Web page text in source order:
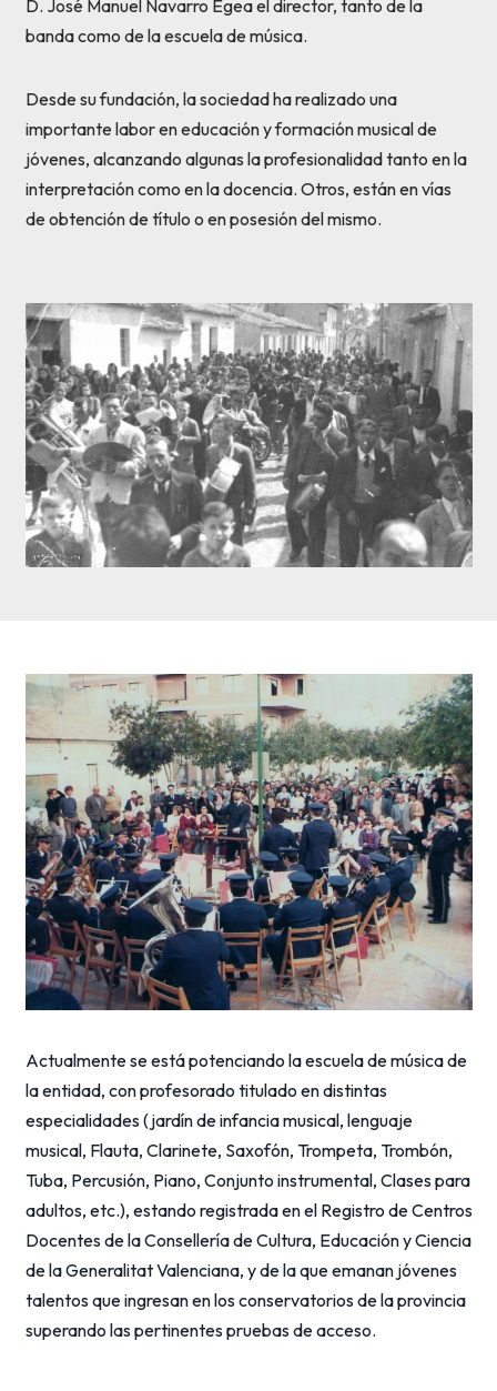
D. José Manuel Navarro Egea el director, tanto de la
banda como de la escuela de música.
Desde su fundación, la sociedad ha realizado una
importante labor en educación y formación musical de
jóvenes, alcanzando algunas la profesionalidad tanto en la
interpretación como en la docencia. Otros, están en vías
de obtención de título o en posesión del mismo.
Actualmente se está potenciando la escuela de música de
la entidad, con profesorado titulado en distintas
especialidades (jardín de infancia musical, lenguaje
musical, Flauta, Clarinete, Saxofón, Trompeta, Trombón,
Tuba, Percusión, Piano, Conjunto instrumental, Clases para
adultos, etc.), estando registrada en el Registro de Centros
Docentes de la Consellería de Cultura, Educación y Ciencia
de la Generalitat Valenciana, y de la que emanan jóvenes
talentos que ingresan en los conservatorios de la provincia
superando las pertinentes pruebas de acceso.